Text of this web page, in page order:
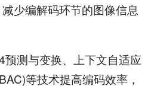
少编解码环节的图像信息
测与变换、上下文自适应
等技术提高编码效率，